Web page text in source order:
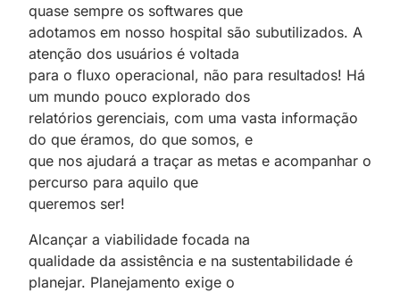
quase sempre os softwares que
adotamos em nosso hospital são subutilizados. A
atenção dos usuários é voltada
para o fluxo operacional, não para resultados! Há
um mundo pouco explorado dos
relatórios gerenciais, com uma vasta informação
do que éramos, do que somos, e
que nos ajudará a traçar as metas e acompanhar o
percurso para aquilo que
queremos ser!
Alcançar a viabilidade focada na
qualidade da assistência e na sustentabilidade é
planejar. Planejamento exige o